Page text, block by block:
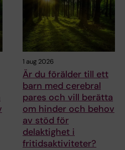
1 aug 2026
Är du förälder till ett
barn med cerebral
pares och vill berätta
om hinder och behov
av stöd för
delaktighet i
fritidsaktiviteter?